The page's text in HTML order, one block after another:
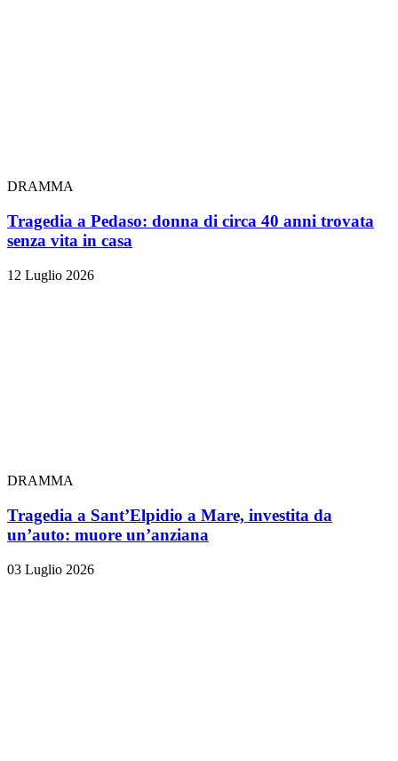
DRAMMA
Tragedia a Pedaso: donna di circa 40 anni trovata
senza vita in casa
12 Luglio 2026
DRAMMA
Tragedia a Sant’Elpidio a Mare, investita da
un’auto: muore un’anziana
03 Luglio 2026